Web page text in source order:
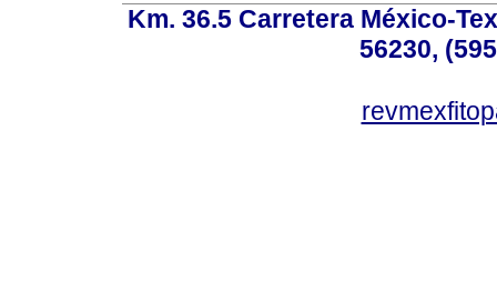
Km. 36.5 Carretera México-
56230,